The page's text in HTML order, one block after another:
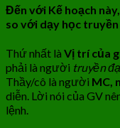
Đến với Kế hoạch
so với dạy học
Thứ nhất là Vị trí của
phải là người truyền
Thầy/cô là người MC,
diễn. Lời nói của GV
lệnh.